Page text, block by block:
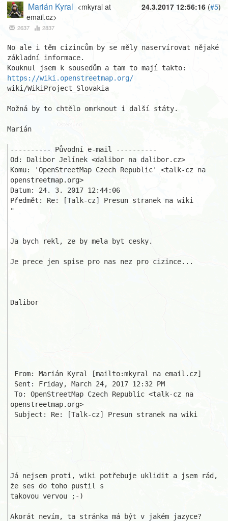
24.3.2017 12:56:16 (#5)
Marián Kyral <mkyral at
email.cz>
2637 2837
No ale i těm cizincům by se měly naservírovat nějaké
základní informace.
https://wiki.openstreetmap.org/
wiki/WikiProject_Slovakia
Možná by to chtělo omrknout i další státy.
Marián
---------- Původní e-mail ----------
Od: Dalibor Jelínek <dalibor na dalibor.cz>
Komu: 'OpenStreetMap Czech Republic' <talk-cz na
openstreetmap.org>
Datum: 24. 3. 2017 12:44:06
Předmět: Re: [Talk-cz] Presun stranek na wiki
"
Ja bych rekl, ze by mela byt cesky.
Je prece jen spise pro nas nez pro cizince...
Dalibor
openstreetmap.org>
Já nejsem proti, wiki potřebuje uklidit a jsem rád,
že ses do toho pustil s
takovou vervou ;-)
Akorát nevím, ta stránka má být v jakém jazyce?